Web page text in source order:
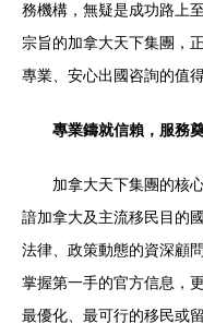
務機構，無疑是成功路上
宗旨的加拿大天下集團，
專業、安心出國咨詢的值
專業鑄就信賴，服務
加拿大天下集團的核
諳加拿大及主流移民目的
法律、政策動態的資深顧
掌握第一手的官方信息，
最優化、最可行的移民或